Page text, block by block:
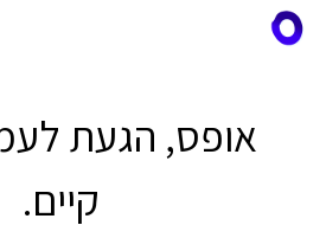
אופס, הגעת
קיים.